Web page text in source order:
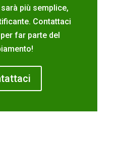
più semplice,
Contattaci
far parte del